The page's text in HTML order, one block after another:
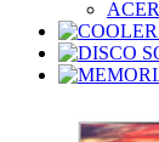
ACER